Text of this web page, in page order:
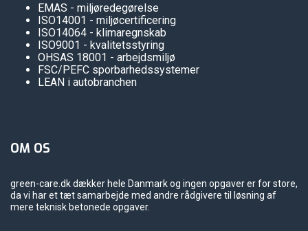
EMAS - miljøredegørelse
ISO14001 - miljøcertificering
ISO14064 - klimaregnskab
ISO9001 - kvalitetsstyring
OHSAS 18001 - arbejdsmiljø
FSC/PEFC sporbarhedssystemer
LEAN i autobranchen
OM OS
green-care.dk dækker hele Danmark og ingen opgaver er for store,
da vi har et tæt samarbejde med andre rådgivere til løsning af
mere teknisk betonede opgaver.